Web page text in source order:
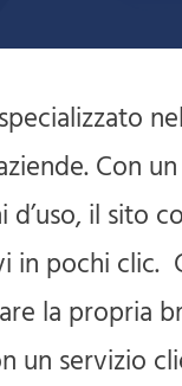
Con
il sito
pochi clic.
la propria
un servizio